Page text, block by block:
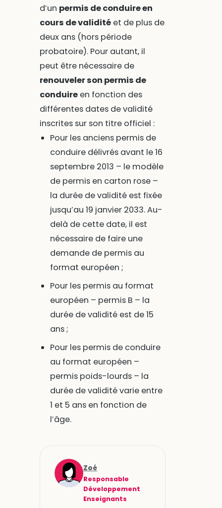
d’un permis de conduire en
cours de validitéet de plus de
deux ans (hors période
probatoire). Pour autant, il
peut être nécessaire de
renouveler son permis de
conduireen fonction des
différentes dates de validité
inscrites sur son titre officiel :
Pour les anciens permis de
conduire délivrés avant le 16
septembre 2013 – le modèle
de permis en carton rose –
la durée de validité est fixée
jusqu’au 19 janvier 2033. Au-
delà de cette date, il est
nécessaire de faire une
demande de permis au
format européen ;
Pour les permis au format
européen – permis B – la
durée de validité est de 15
ans ;
Pour les permis de conduire
au format européen –
permis poids-lourds – la
durée de validité varie entre
1 et 5 ans en fonction de
l’âge.
Zoé
Responsable
Développement
Enseignants